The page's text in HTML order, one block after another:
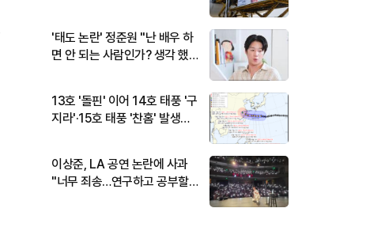
'태도 논란' 정준원 "난 배우 하
면 안 되는 사람인가? 생각 했
13호 '돌핀' 이어 14호 태풍 '구
지라'·15호 태풍 '찬홈' 발생…
이상준, LA 공연 논란에 사과
"너무 죄송…연구하고 공부할